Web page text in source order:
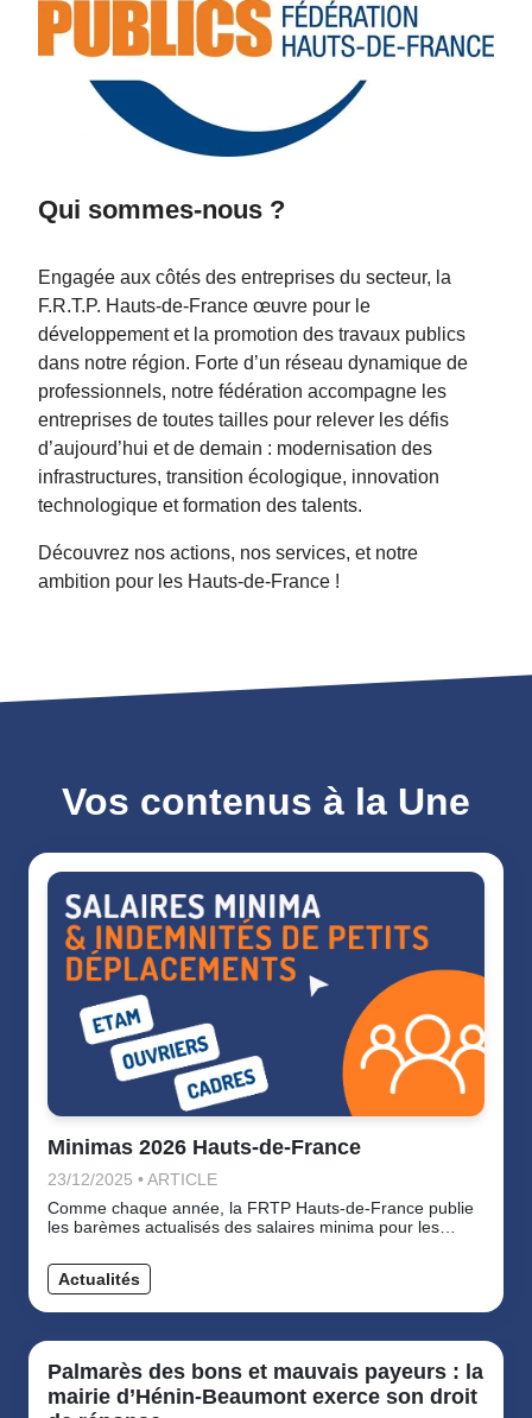
Qui sommes-nous ?
Engagée aux côtés des entreprises du secteur, la
F.R.T.P. Hauts-de-France œuvre pour le
développement et la promotion des travaux publics
dans notre région. Forte d’un réseau dynamique de
professionnels, notre fédération accompagne les
entreprises de toutes tailles pour relever les défis
d’aujourd’hui et de demain : modernisation des
infrastructures, transition écologique, innovation
technologique et formation des talents.
Découvrez nos actions, nos services, et notre
ambition pour les Hauts-de-France !
Vos contenus à la Une
Minimas 2026 Hauts-de-France
23/12/2025 • ARTICLE
Comme chaque année, la FRTP Hauts-de-France publie
les barèmes actualisés des salaires minima pour les
publics, applicables à partir de 2026.
Actualités
Palmarès des bons et mauvais payeurs : la
mairie d’Hénin-Beaumont exerce son droit